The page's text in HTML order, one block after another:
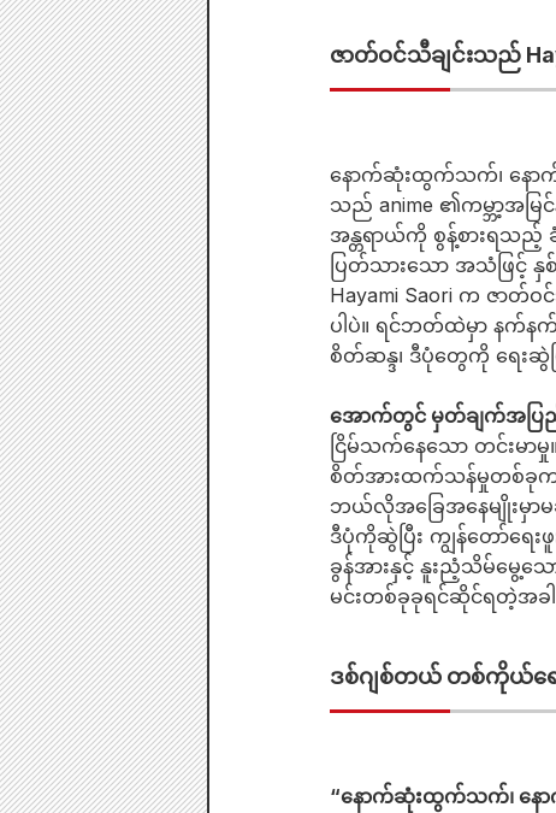
ဇာတ်ဝင်သီချင်းသည်
နောက်ဆုံးထွက်သက်၊ နောက်
သည် anime ၏ကမ္ဘာ့အမ
အန္တရာယ်ကို စွန့်စားရသည့်
ပြတ်သားသော အသံဖြင့်
Hayami Saori က ဇာ
ပါပဲ။ ရင်ဘတ်ထဲမှာ နက်န
စိတ်ဆန္ဒ၊ ဒီပုံတွေကို ရေးဆွဲ
အောက်တွင် မှတ်ချက်အပြ
ငြိမ်သက်နေသော တင်းမာမှု။
စိတ်အားထက်သန်မှုတစ်ခုက
ဘယ်လိုအခြေအနေမျိုးမှ
ဒီပုံကိုဆွဲပြီး ကျွန်တော်ရေ
ခွန်အားနှင့် နူးညံ့သိမ်မွေ့
မင်းတစ်ခုခုရင်ဆိုင်ရတဲ့အခ
ဒစ်ဂျစ်တယ် တစ်ကိုယ်ရေ
“နောက်ဆုံးထွက်သက်၊ နေ